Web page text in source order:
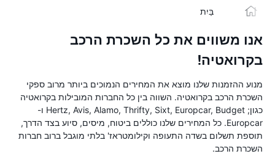
בַּיִת
אנו משווים את כל השכרת הרכב
בקרואטיה!
מנוע ההזמנות שלנו מוצא את המחירים הנמוכים ביותר מרוב ספקי
השכרת הרכב בקרואטיה. השווה בין כל החברות המובילות בקרואטיה
כגון; Hertz, Avis, Alamo, Thrifty, Sixt, Europcar, Budget ו-
Europcar. כל המחירים שלנו כוללים ביטוח, מיסים, סיוע בצד הדרך,
תוספת תשלום בשדה התעופה וקילומטראז' בלתי מוגבל ברוב חברות
השכרת הרכב.